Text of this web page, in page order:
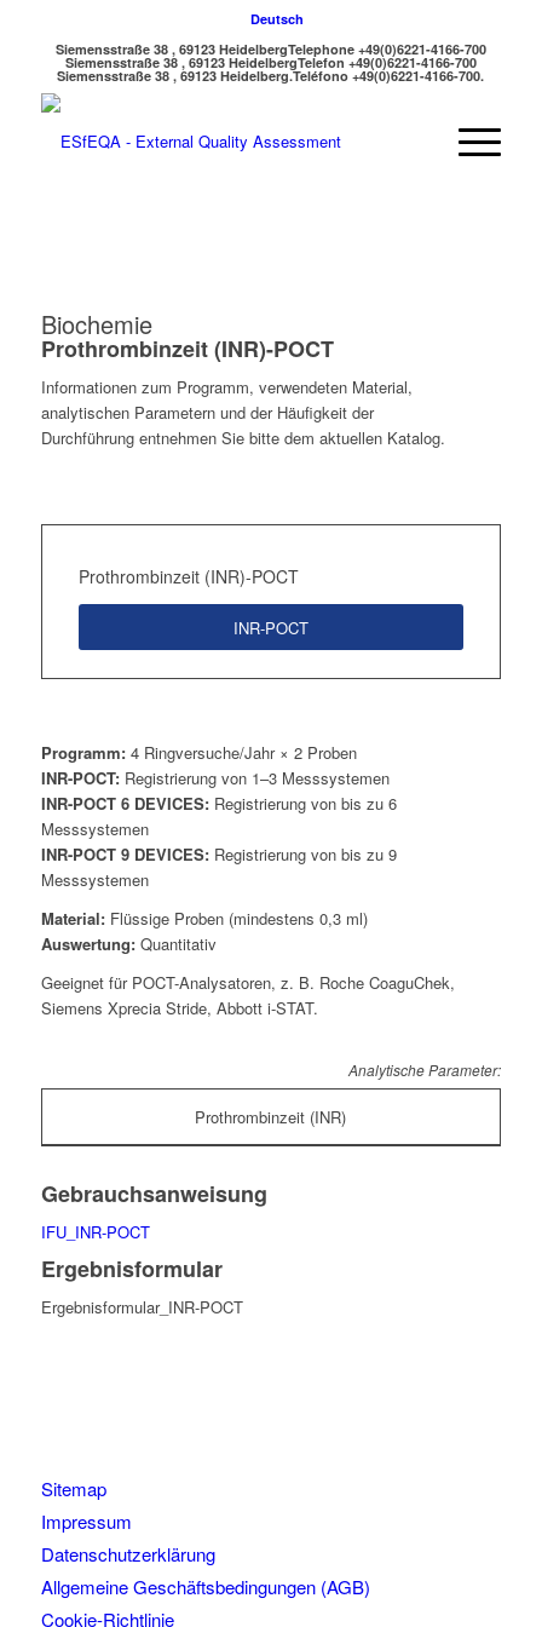
Deutsch
Siemensstraße 38 , 69123 HeidelbergTelephone +49(0)6221-4166-700
Siemensstraße 38 , 69123 HeidelbergTelefon +49(0)6221-4166-700
Siemensstraße 38 , 69123 Heidelberg.Teléfono +49(0)6221-4166-700.
Biochemie
Prothrombinzeit (INR)-POCT
Informationen zum Programm, verwendeten Material,
analytischen Parametern und der Häufigkeit der
Durchführung entnehmen Sie bitte dem aktuellen Katalog.
Prothrombinzeit (INR)-POCT
INR-POCT
Programm:4 Ringversuche/Jahr × 2 Proben
INR-POCT:Registrierung von 1–3 Messsystemen
INR-POCT 6 DEVICES:Registrierung von bis zu 6
Messsystemen
INR-POCT 9 DEVICES:Registrierung von bis zu 9
Messsystemen
Material:Flüssige Proben (mindestens 0,3 ml)
Auswertung:Quantitativ
Geeignet für POCT-Analysatoren, z. B. Roche CoaguChek,
Siemens Xprecia Stride, Abbott i-STAT.
Analytische Parameter:
Prothrombinzeit (INR)
Gebrauchsanweisung
IFU_INR-POCT
Ergebnisformular
Ergebnisformular_INR-POCT
Sitemap
Impressum
Datenschutzerklärung
Allgemeine Geschäftsbedingungen (AGB)
Cookie-Richtlinie